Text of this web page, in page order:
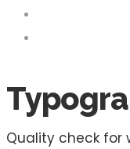
Quality check for